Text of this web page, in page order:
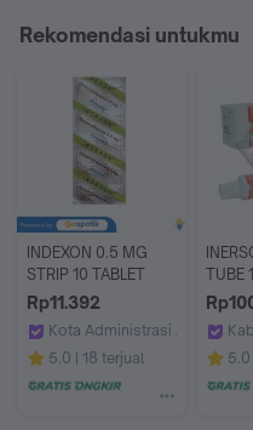
Rekomendasi untukmu
INDEXON 0.5 MG
STRIP 10 TABLET
Rp11.392
Kota Administrasi Jakarta
Apotek Era Farma by
5.0 18 terjual
TUBE
5.0